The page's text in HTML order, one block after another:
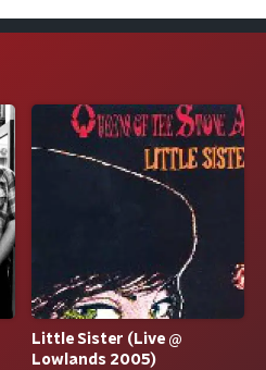
Little Sister (Live @
Lowlands 2005)